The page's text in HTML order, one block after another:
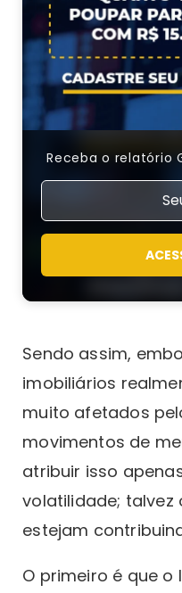
Receba o relatório
Sendo assim,
imobiliários
muito afetados
movimentos de
atribuir isso
volatilidade;
estejam
O primeiro é que o